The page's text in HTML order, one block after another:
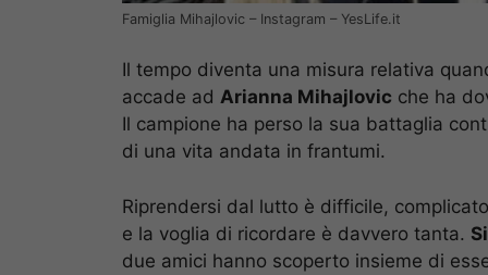
Famiglia Mihajlovic – Instagram – YesLife.it
Il tempo diventa una misura relativa
accade ad Arianna Mihajlovic che ha
Il campione ha perso la sua battaglia
di una vita andata in frantumi.
Riprendersi dal lutto è difficile,
e la voglia di ricordare è davvero tanta.
due amici hanno scoperto insieme di